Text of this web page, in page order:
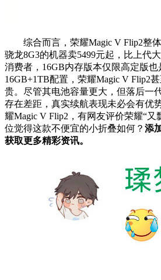
综合而言，荣耀Magic V Flip2整体
骁龙8G3的机器卖5499元起，比上代
消费者，16GB内存版本仅限高定版也
16GB+1TB配置，荣耀Magic V Flip2
贵。尽管其电池容量更大，但落后一
存在差距，真实续航表现未必会有优
耀Magic V Flip2，有网友评价荣耀“又
位觉得这款不便宜的小折叠如何？ 添
获取更多精彩资讯。